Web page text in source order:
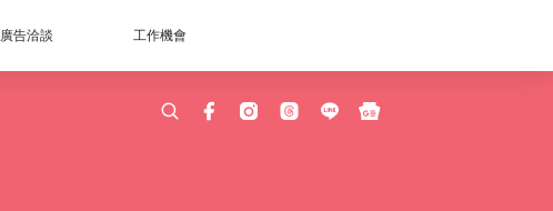
廣告洽談 工作機會